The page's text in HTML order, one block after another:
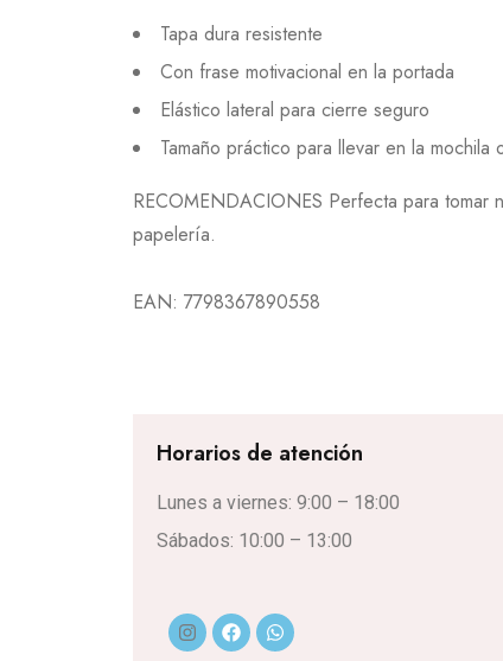
Tapa dura resistente
Con frase motivacional en la portada
Elástico lateral para cierre seguro
Tamaño práctico para llevar en la mochila
RECOMENDACIONES Perfecta para tomar
papelería.
EAN: 7798367890558
Horarios de atención
Lunes a viernes: 9:00 – 18:00
Sábados: 10:00 – 13:00